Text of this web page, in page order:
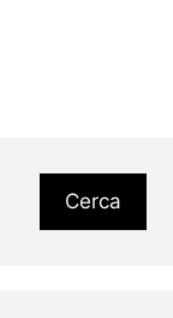
Cerca